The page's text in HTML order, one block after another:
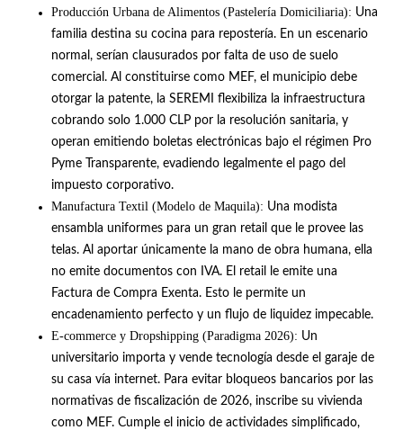
Producción Urbana de Alimentos (Pastelería Domiciliaria): Una
familia destina su cocina para repostería. En un escenario
normal, serían clausurados por falta de uso de suelo
comercial. Al constituirse como MEF, el municipio debe
otorgar la patente, la SEREMI flexibiliza la infraestructura
cobrando solo 1.000 CLP por la resolución sanitaria, y
operan emitiendo boletas electrónicas bajo el régimen Pro
Pyme Transparente, evadiendo legalmente el pago del
impuesto corporativo.
Manufactura Textil (Modelo de Maquila): Una modista
ensambla uniformes para un gran retail que le provee las
telas. Al aportar únicamente la mano de obra humana, ella
no emite documentos con IVA. El retail le emite una
Factura de Compra Exenta. Esto le permite un
encadenamiento perfecto y un flujo de liquidez impecable.
E-commerce y Dropshipping (Paradigma 2026): Un
universitario importa y vende tecnología desde el garaje de
su casa vía internet. Para evitar bloqueos bancarios por las
normativas de fiscalización de 2026, inscribe su vivienda
como MEF. Cumple el inicio de actividades simplificado,